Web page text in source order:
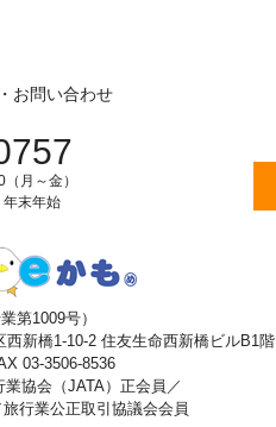
お問い合わせ
月～金）
末年始
第1009号）
西新橋1-10-2 住友生命西新橋ビルB1階
03-3506-8536
協会（JATA）正会員／
行業公正取引協議会会員